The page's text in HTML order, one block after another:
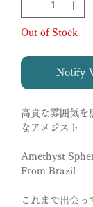
Out of Stock
Notify
高貴な雰囲気を
なアメジスト
Amethyst
From Brazil
これまで出会